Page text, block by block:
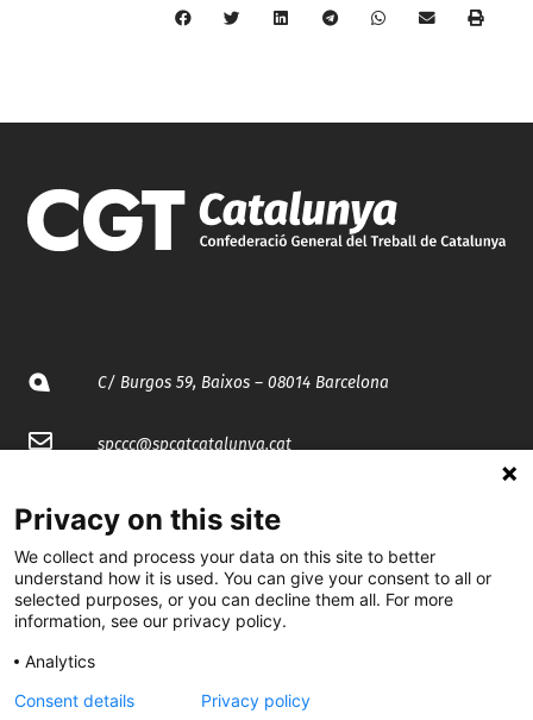
C/ Burgos 59, Baixos – 08014 Barcelona
spccc@spcgtcatalunya.cat
@CGTCatalunya
cgtcatalunya
CGTCatalunya
cgtcatalunya
Privacy on this site
We collect and process your data on this site to better
understand how it is used. You can give your consent to all or
selected purposes, or you can decline them all. For more
information, see our privacy policy.
Analytics
Consent details
Privacy policy